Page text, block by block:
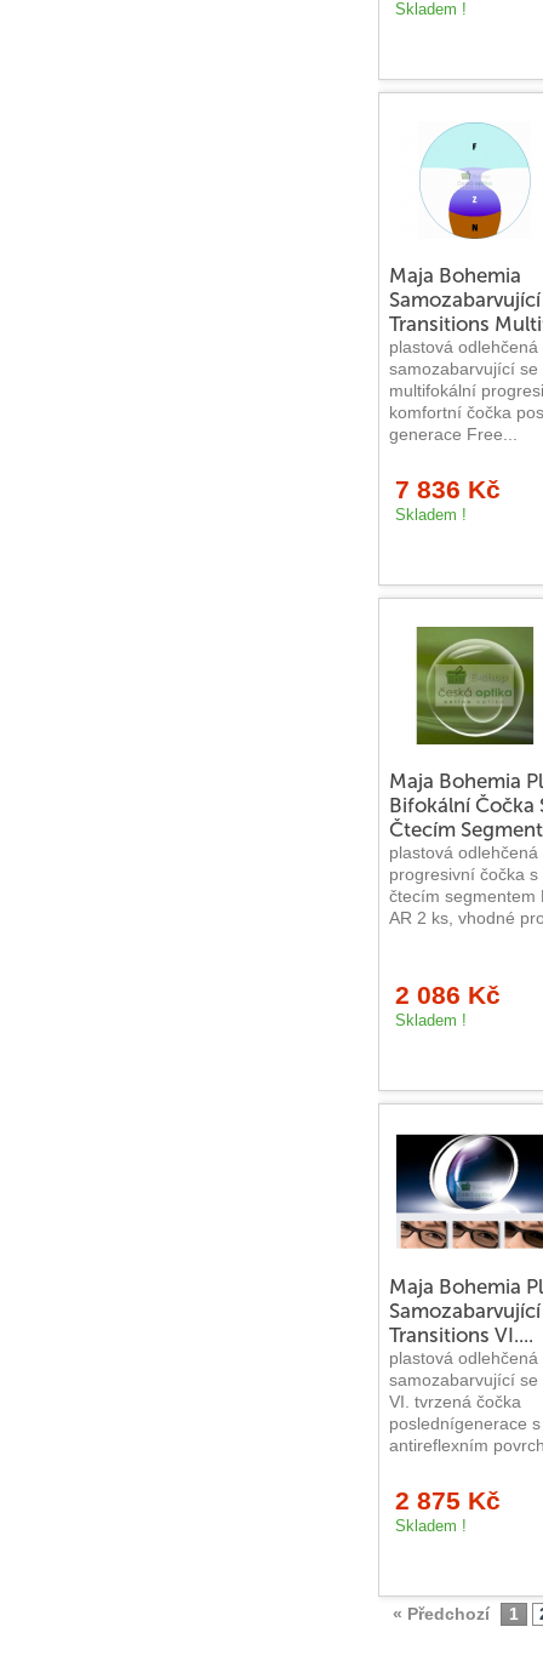
Skladem !
Maja Bohemia
Samozabarvující
Transitions
plastová odlehčená
samozabarvující se
multifokální
komfortní čočka
generace Free...
7 836 Kč
Skladem !
Maja Bohemia
Bifokální Čočka
Čtecím
plastová
progresivní čočka s
čtecím segmentem
AR 2 ks, vhodné
2 086 Kč
Skladem !
Maja Bohemia
Samozabarvující
Transitions VI....
plastová odlehčená
samozabarvující se
VI. tvrzená čočka
poslednígenerace s
antireflexním
2 875 Kč
Skladem !
« Předchozí 1